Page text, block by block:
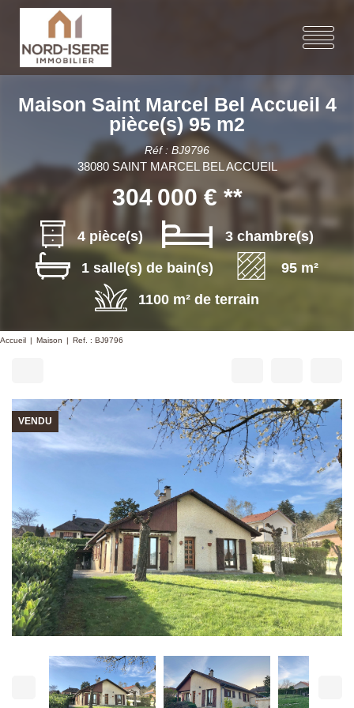
Maison Saint Marcel Bel Accueil 4
pièce(s) 95 m2
Réf : BJ9796
38080 SAINT MARCEL BEL ACCUEIL
304 000 € **
4 pièce(s)
3 chambre(s)
1 salle(s) de bain(s)
95 m²
1100 m² de terrain
Accueil Maison Ref. : BJ9796
VENDU